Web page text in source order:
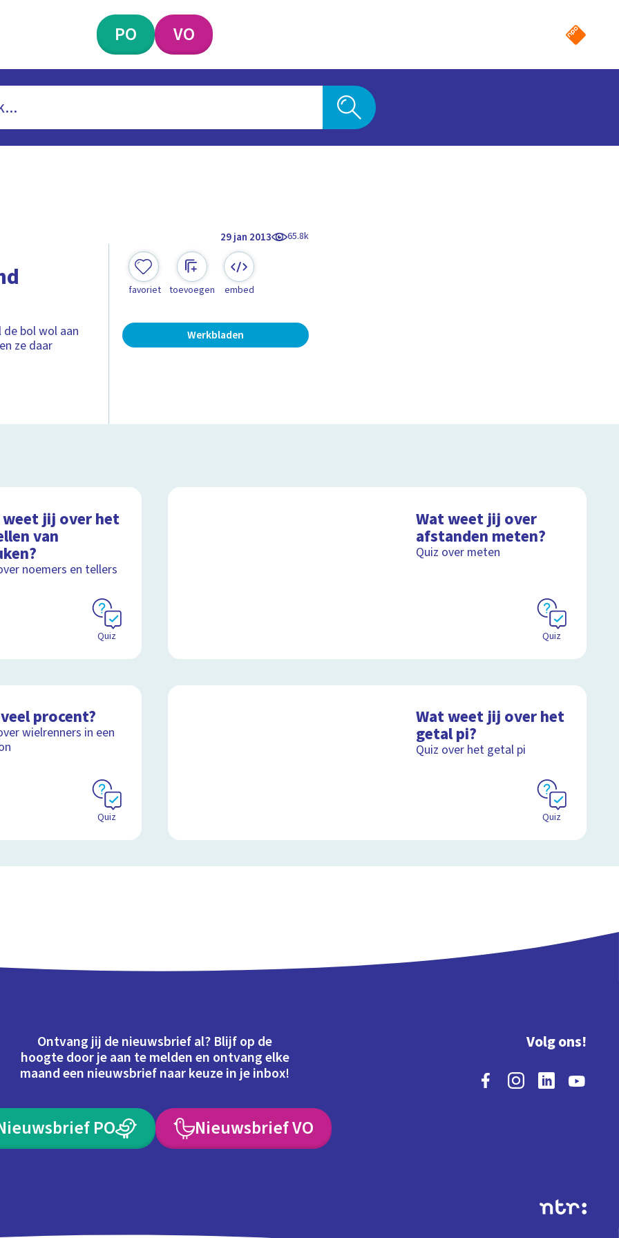
PO VO
29 jan 2013 65.8k
bol wol aan
ze daar
favoriet toevoegen embed
Werkbladen
weet jij over het
van
noemers en tellers
Quiz
Wat weet jij over
afstanden meten?
Quiz over meten
Quiz
procent?
wielrenners in een
Quiz
Wat weet jij over het
getal pi?
Quiz over het getal pi
Quiz
Ontvang jij de nieuwsbrief al? Blijf op de
hoogte door je aan te melden en ontvang elke
maand een nieuwsbrief naar keuze in je inbox!
PO Nieuwsbrief VO
Volg ons!